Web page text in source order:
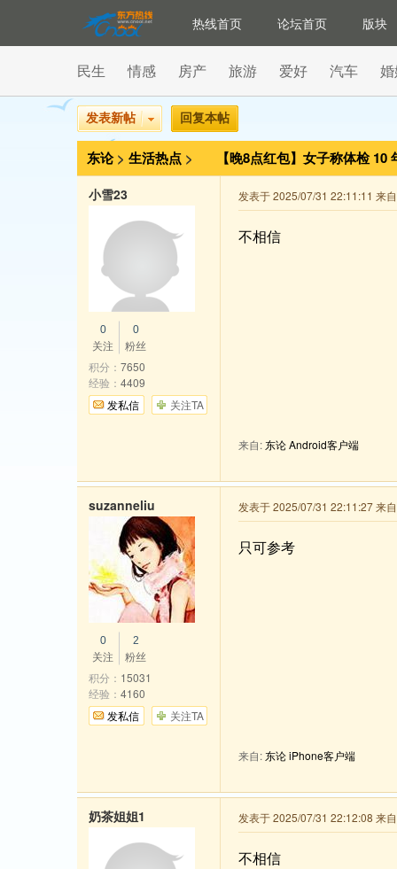
热线首页 论坛首页 版块
民生 情感 房产 旅游 爱好 汽车
发表新帖 回复本帖
东论 > 生活热点 >
【晚8点红包】女子称体检
机构的报告吗？
发表于 2025/07/31 22:11:11 来
不相信
来自:东论 Android客户端
小雪23
0
关注
0
粉丝
积分： 7650
经验： 4409
发私信
关注TA
发表于 2025/07/31 22:11:27 来
只可参考
来自:东论 iPhone客户端
suzanneliu
0
关注
2
粉丝
积分： 15031
经验： 4160
发私信
关注TA
发表于 2025/07/31 22:12:08 来
不相信
奶茶姐姐1